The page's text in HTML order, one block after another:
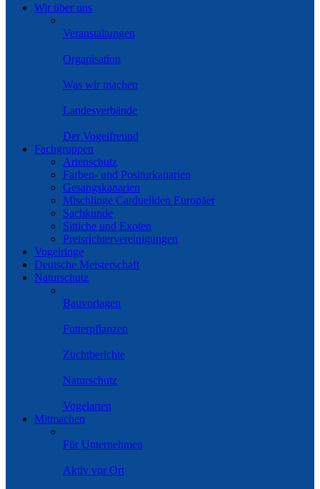
Wir über uns
Veranstaltungen
Organisation
Was wir machen
Landesverbände
Der Vogelfreund
Fachgruppen
Artenschutz
Farben- und Positurkanarien
Gesangskanarien
Mischlinge Cardueliden Europäer
Sachkunde
Sittiche und Exoten
Preisrichtervereinigungen
Vogelringe
Deutsche Meisterschaft
Naturschutz
Bauvorlagen
Futterpflanzen
Zuchtberichte
Naturschutz
Vogelarten
Mitmachen
Für Unternehmen
Aktiv vor Ort